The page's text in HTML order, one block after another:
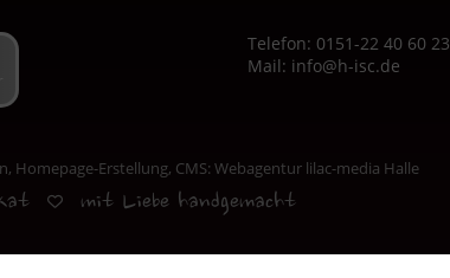
Telefon: 0151-22 40 60 23
Mail: info@h-isc.de
Homepage-Erstellung, CMS: Webagentur lilac-media Halle
mit Liebe handgemacht